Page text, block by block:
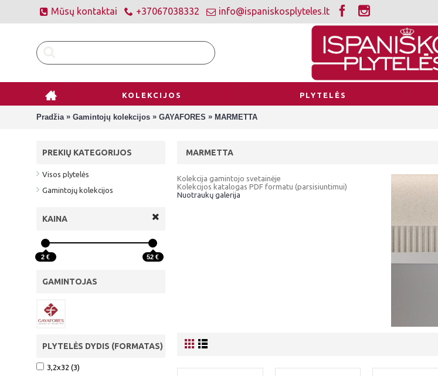
Mūsų kontaktai +37067038332 info@ispaniskosplyteles.lt
KOLEKCIJOS PLYTELĖS
Pradžia » Gamintojų kolekcijos » GAYAFORES » MARMETTA
PREKIŲ KATEGORIJOS
Visos plytelės
Gamintojų kolekcijos
KAINA
2 € 52 €
GAMINTOJAS
PLYTELĖS DYDIS (FORMATAS)
3,2x32 (3)
MARMETTA
Kolekcija gamintojo svetainėje
Kolekcijos katalogas PDF formatu (parsisiuntimui)
Nuotraukų galerija